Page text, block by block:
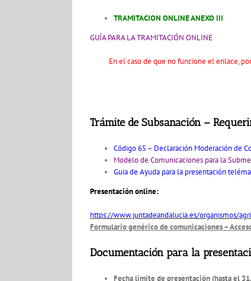
TRAMITACION ONLINE ANEXO III
GUÍA PARA LA TRAMITACIÓN ONLINE
En el caso de que no funcione el enlace,
Trámite de Subsanación –
Código 65 – Declaración Moderación de
Modelo de Comunicaciones para la
Guia de Ayuda para la presentación
Presentación online:
https://www.juntadeandalucia.es/organismos/
Formulario genérico de comunicaciones –
Documentación para la
Fecha límite de presentación (hasta el